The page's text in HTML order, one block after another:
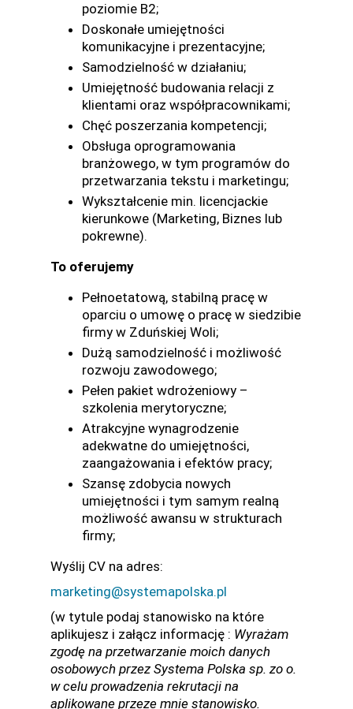
poziomie B2;
Doskonałe umiejętności
komunikacyjne i prezentacyjne;
Samodzielność w działaniu;
Umiejętność budowania relacji z
klientami oraz współpracownikami;
Chęć poszerzania kompetencji;
Obsługa oprogramowania
branżowego, w tym programów do
przetwarzania tekstu i marketingu;
Wykształcenie min. licencjackie
kierunkowe (Marketing, Biznes lub
pokrewne).
To oferujemy
Pełnoetatową, stabilną pracę w
oparciu o umowę o pracę w siedzibie
firmy w Zduńskiej Woli;
Dużą samodzielność i możliwość
rozwoju zawodowego;
Pełen pakiet wdrożeniowy –
szkolenia merytoryczne;
Atrakcyjne wynagrodzenie
adekwatne do umiejętności,
zaangażowania i efektów pracy;
Szansę zdobycia nowych
umiejętności i tym samym realną
możliwość awansu w strukturach
firmy;
Wyślij CV na adres:
marketing@systemapolska.pl
(w tytule podaj stanowisko na które
aplikujesz i załącz informację : Wyrażam
zgodę na przetwarzanie moich danych
osobowych przez Systema Polska sp. zo o.
w celu prowadzenia rekrutacji na
aplikowane przeze mnie stanowisko.